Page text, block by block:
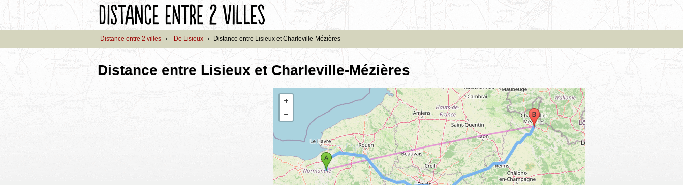
Distance entre 2 villes › De Lisieux › Distance entre Lisieux et Charleville-Mézières
Distance entre Lisieux et Charleville-Mézières